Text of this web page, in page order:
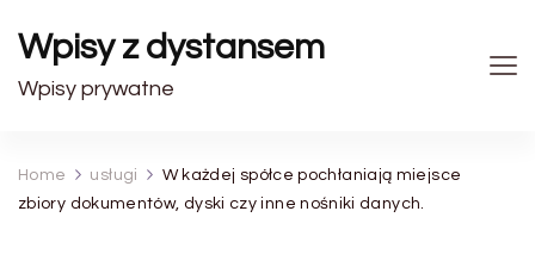
Wpisy z dystansem
Wpisy prywatne
Home usługi
W każdej spółce pochłaniają miejsce
zbiory dokumentów, dyski czy inne nośniki danych.